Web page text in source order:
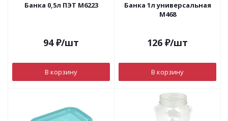
Банка 0,5л ПЭТ М6223
94₽/шт
В корзину
Банка 1л универсальная
М468
126 ₽/шт
В корзину